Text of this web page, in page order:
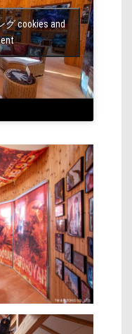
グ cookies and